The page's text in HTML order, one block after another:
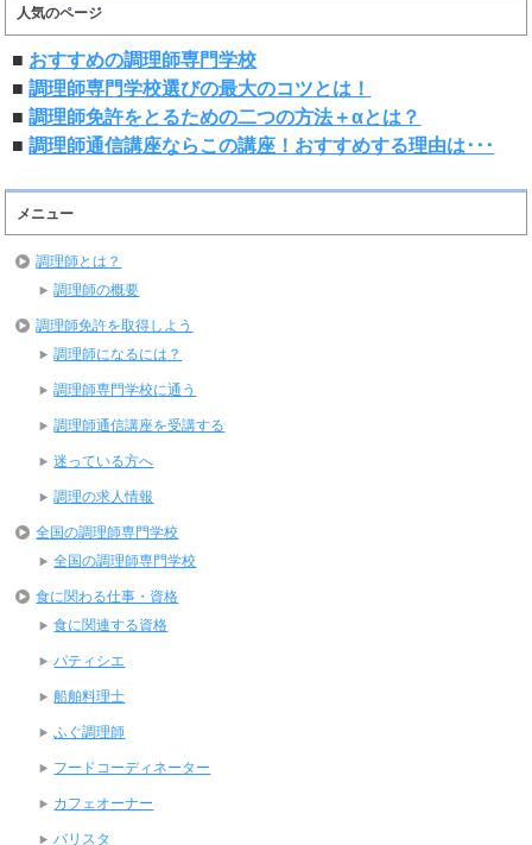
人気のページ
■ おすすめの調理師専門学校
■調理師専門学校選びの最大のコツとは！
■調理師免許をとるための二つの方法＋αとは？
■調理師通信講座ならこの講座！おすすめする理由は･･･
メニュー
調理師とは？
調理師の概要
調理師免許を取得しよう
調理師になるには？
調理師専門学校に通う
調理師通信講座を受講する
迷っている方へ
調理の求人情報
全国の調理師専門学校
全国の調理師専門学校
食に関わる仕事・資格
食に関連する資格
パティシエ
船舶料理士
ふぐ調理師
フードコーディネーター
カフェオーナー
バリスタ